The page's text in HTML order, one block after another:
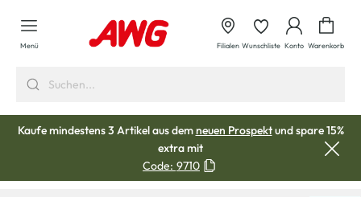
springen
Menü Filialen Wunschliste Konto Warenkorb
Kaufe mindestens 3 Artikel aus demneuen Prospektund spare 15%
extra mit
Code: 9710